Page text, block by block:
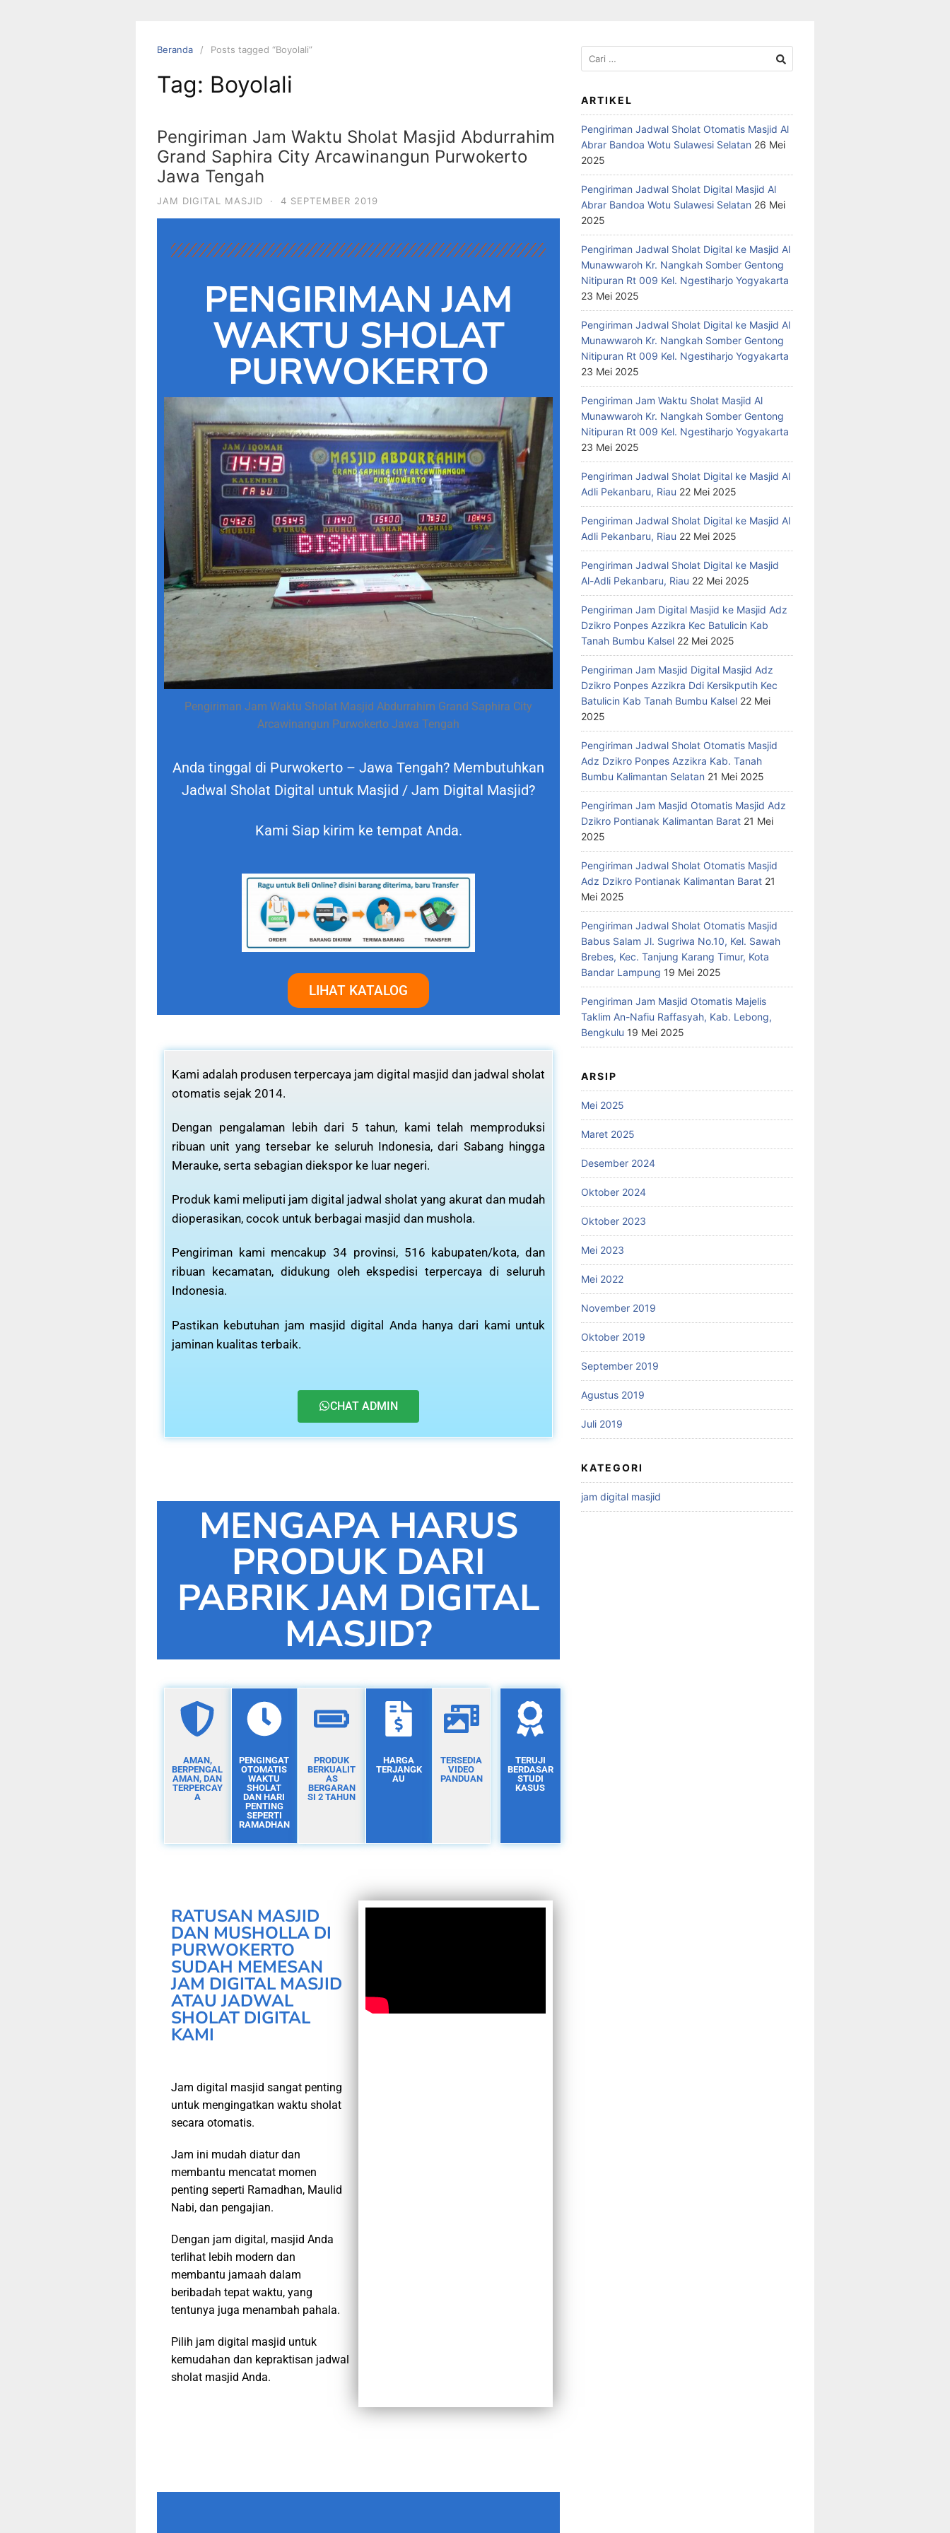
Beranda Posts tagged “Boyolali”
Tag: Boyolali
Pengiriman Jam Waktu Sholat Masjid Abdurrahim
Grand Saphira City Arcawinangun Purwokerto
Jawa Tengah
JAM DIGITAL MASJID · 4 SEPTEMBER 2019
PENGIRIMAN JAM
WAKTU SHOLAT
PURWOKERTO
Pengiriman Jam Waktu Sholat Masjid Abdurrahim Grand Saphira City
Arcawinangun Purwokerto Jawa Tengah
Anda tinggal di Purwokerto – Jawa Tengah? Membutuhkan
Jadwal Sholat Digital untuk Masjid / Jam Digital Masjid?
Kami Siap kirim ke tempat Anda.
LIHAT KATALOG
Kami adalah produsen terpercaya jam digital masjid dan jadwal sholat
otomatis sejak 2014.
Dengan pengalaman lebih dari 5 tahun, kami telah memproduksi
ribuan unit yang tersebar ke seluruh Indonesia, dari Sabang hingga
Merauke, serta sebagian diekspor ke luar negeri.
Produk kami meliputi jam digital jadwal sholat yang akurat dan mudah
dioperasikan, cocok untuk berbagai masjid dan mushola.
Pengiriman kami mencakup 34 provinsi, 516 kabupaten/kota, dan
ribuan kecamatan, didukung oleh ekspedisi terpercaya di seluruh
Indonesia.
Pastikan kebutuhan jam masjid digital Anda hanya dari kami untuk
jaminan kualitas terbaik.
CHAT ADMIN
MENGAPA HARUS
PRODUK DARI
PABRIK JAM DIGITAL
MASJID?
AMAN,
BERPENGAL
AMAN, DAN
TERPERCAY
A
PENGINGAT
OTOMATIS
WAKTU
SHOLAT
DAN HARI
PENTING
SEPERTI
RAMADHAN
PRODUK
BERKUALIT
AS
BERGARAN
SI 2 TAHUN
HARGA
TERJANGK
AU
TERSEDIA
VIDEO
PANDUAN
TERUJI
BERDASAR
STUDI
KASUS
RATUSAN MASJID
DAN MUSHOLLA DI
PURWOKERTO
SUDAH MEMESAN
JAM DIGITAL MASJID
ATAU JADWAL
SHOLAT DIGITAL
KAMI
Jam digital masjid sangat penting
untuk mengingatkan waktu sholat
secara otomatis.
Jam ini mudah diatur dan
membantu mencatat momen
penting seperti Ramadhan, Maulid
Nabi, dan pengajian.
Dengan jam digital, masjid Anda
terlihat lebih modern dan
membantu jamaah dalam
beribadah tepat waktu, yang
tentunya juga menambah pahala.
Pilih jam digital masjid untuk
kemudahan dan kepraktisan jadwal
sholat masjid Anda.
ARTIKEL
Pengiriman Jadwal Sholat Otomatis Masjid Al
Abrar Bandoa Wotu Sulawesi Selatan 26 Mei
2025
Pengiriman Jadwal Sholat Digital Masjid Al
Abrar Bandoa Wotu Sulawesi Selatan 26 Mei
2025
Pengiriman Jadwal Sholat Digital ke Masjid Al
Munawwaroh Kr. Nangkah Somber Gentong
Nitipuran Rt 009 Kel. Ngestiharjo Yogyakarta
23 Mei 2025
Pengiriman Jadwal Sholat Digital ke Masjid Al
Munawwaroh Kr. Nangkah Somber Gentong
Nitipuran Rt 009 Kel. Ngestiharjo Yogyakarta
23 Mei 2025
Pengiriman Jam Waktu Sholat Masjid Al
Munawwaroh Kr. Nangkah Somber Gentong
Nitipuran Rt 009 Kel. Ngestiharjo Yogyakarta
23 Mei 2025
Pengiriman Jadwal Sholat Digital ke Masjid Al
Adli Pekanbaru, Riau 22 Mei 2025
Pengiriman Jadwal Sholat Digital ke Masjid Al
Adli Pekanbaru, Riau 22 Mei 2025
Pengiriman Jadwal Sholat Digital ke Masjid
Al-Adli Pekanbaru, Riau 22 Mei 2025
Pengiriman Jam Digital Masjid ke Masjid Adz
Dzikro Ponpes Azzikra Kec Batulicin Kab
Tanah Bumbu Kalsel 22 Mei 2025
Pengiriman Jam Masjid Digital Masjid Adz
Dzikro Ponpes Azzikra Ddi Kersikputih Kec
Batulicin Kab Tanah Bumbu Kalsel 22 Mei
2025
Pengiriman Jadwal Sholat Otomatis Masjid
Adz Dzikro Ponpes Azzikra Kab. Tanah
Bumbu Kalimantan Selatan 21 Mei 2025
Pengiriman Jam Masjid Otomatis Masjid Adz
Dzikro Pontianak Kalimantan Barat 21 Mei
2025
Pengiriman Jadwal Sholat Otomatis Masjid
Adz Dzikro Pontianak Kalimantan Barat 21
Mei 2025
Pengiriman Jadwal Sholat Otomatis Masjid
Babus Salam Jl. Sugriwa No.10, Kel. Sawah
Brebes, Kec. Tanjung Karang Timur, Kota
Bandar Lampung 19 Mei 2025
Pengiriman Jam Masjid Otomatis Majelis
Taklim An-Nafiu Raffasyah, Kab. Lebong,
Bengkulu 19 Mei 2025
ARSIP
Mei 2025
Maret 2025
Desember 2024
Oktober 2024
Oktober 2023
Mei 2023
Mei 2022
November 2019
Oktober 2019
September 2019
Agustus 2019
Juli 2019
KATEGORI
jam digital masjid